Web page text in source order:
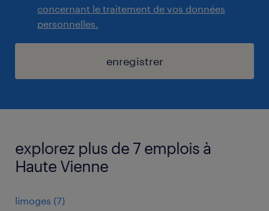
concernant le traitement de vos données
personnelles.
enregistrer
explorez plus de 7 emplois à
Haute Vienne
limoges (7)